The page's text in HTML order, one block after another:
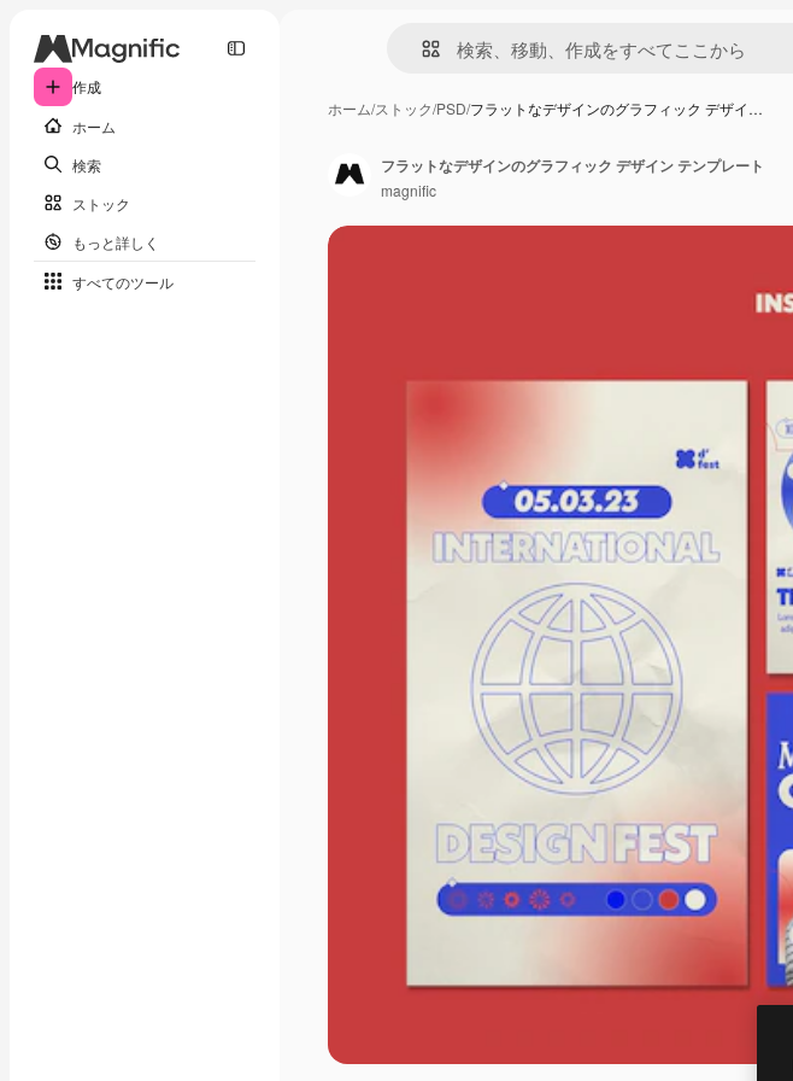
作成
ホーム
検索
ストック
もっと詳しく
すべてのツール
ホーム/ストック/PSD/フラットなデザインのグラフィック デザイ…
フラットなデザインのグラフィック デザイン テンプレート
magnific